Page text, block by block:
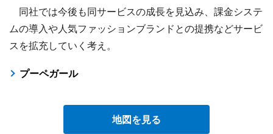
同社では今後も同サービスの成長を見込み、課金システ
ムの導入や人気ファッションブランドとの提携などサービ
スを拡充していく考え。
プーペガール
地図を見る